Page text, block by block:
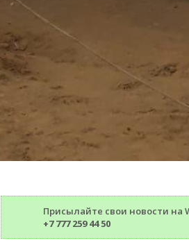
Присылайте свои новости на
+7 777 259 44 50